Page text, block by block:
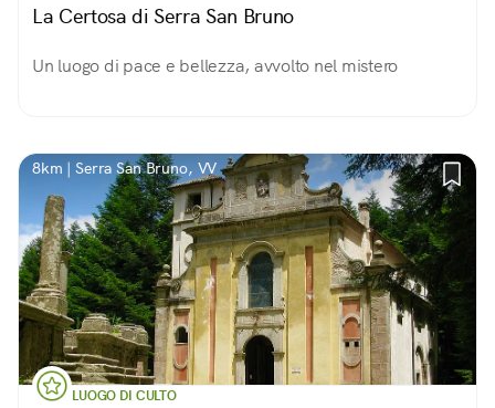
La Certosa di Serra San Bruno
Un luogo di pace e bellezza, avvolto nel mistero
8km | Serra San Bruno, VV
LUOGO DI CULTO